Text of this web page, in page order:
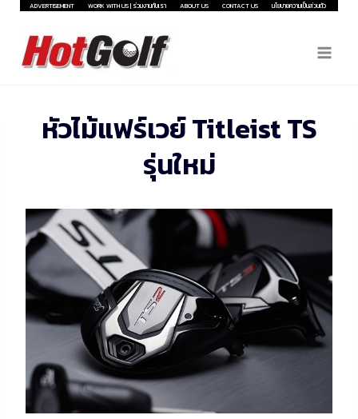
Skip
content
ADVERTISEMENT WORK WITH US | ร่วมงานกับเรา ABOUT US CONTACT US นโยบายความเป็นส่วนตัว
หัวไม้แฟร์เวย์ Titleist TS
รุ่นใหม่